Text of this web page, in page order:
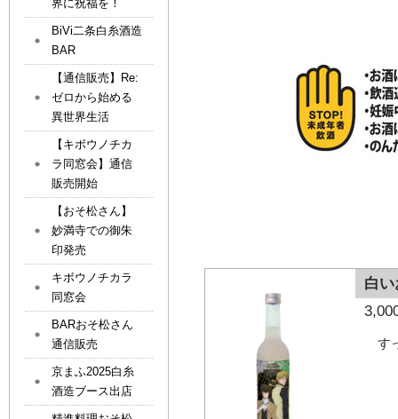
白
す
界に祝福を！
BiVi二条白糸酒造
BAR
【通信販売】Re:
ゼロから始める
異世界生活
【キボウノチカ
ラ同窓会】通信
販売開始
【おそ松さん】
妙満寺での御朱
印発売
キボウノチカラ
同窓会
BARおそ松さん
通信販売
京まふ2025白糸
酒造ブース出店